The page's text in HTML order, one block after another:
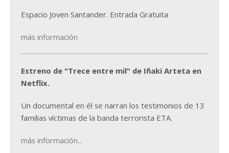
Espacio Joven Santander. Entrada Gratuita
más información
Estreno de "Trece entre mil" de Iñaki Arteta en
Netflix.
Un documental en él se narran los testimonios de 13
familias víctimas de la banda terrorista ETA.
más información...